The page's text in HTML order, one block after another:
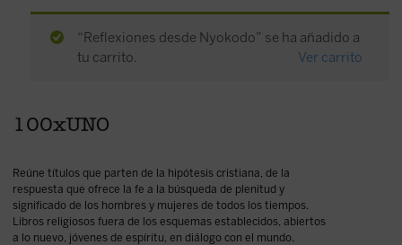
“Reflexiones desde Nyokodo” se ha añadido a
tu carrito.
Ver carrito
100xUNO
Reúne títulos que parten de la hipótesis cristiana, de la
respuesta que ofrece la fe a la búsqueda de plenitud y
significado de los hombres y mujeres de todos los tiempos.
Libros religiosos fuera de los esquemas establecidos, abiertos
a lo nuevo, jóvenes de espíritu, en diálogo con el mundo.